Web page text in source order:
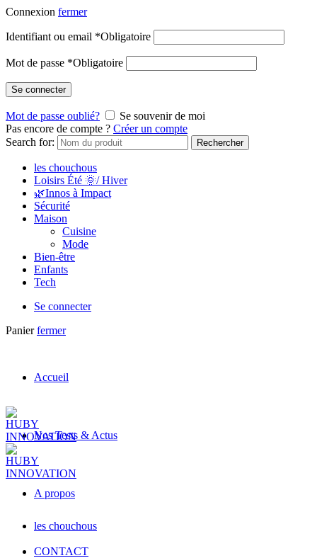
Connexion fermer
Identifiant ou email *Obligatoire
Mot de passe *Obligatoire
Se connecter
Mot de passe oublié?
Se souvenir de moi
Pas encore de compte ? Créer un compte
Search for:
Rechercher
les chouchous
Loisirs Été 🌞/ Hiver
🌿Innos à Impact
Sécurité
Maison
Cuisine
Mode
Bien-être
Enfants
Tech
Se connecter
Panier fermer
Accueil
Nos Tests & Actus
A propos
CONTACT
les chouchous